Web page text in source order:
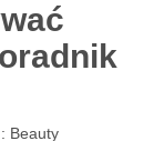
Beauty